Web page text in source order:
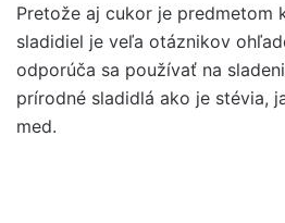
Pretože aj cukor je predmetom
sladidiel je veľa otáznikov
odporúča sa používať na
prírodné sladidlá ako je stévia,
med.